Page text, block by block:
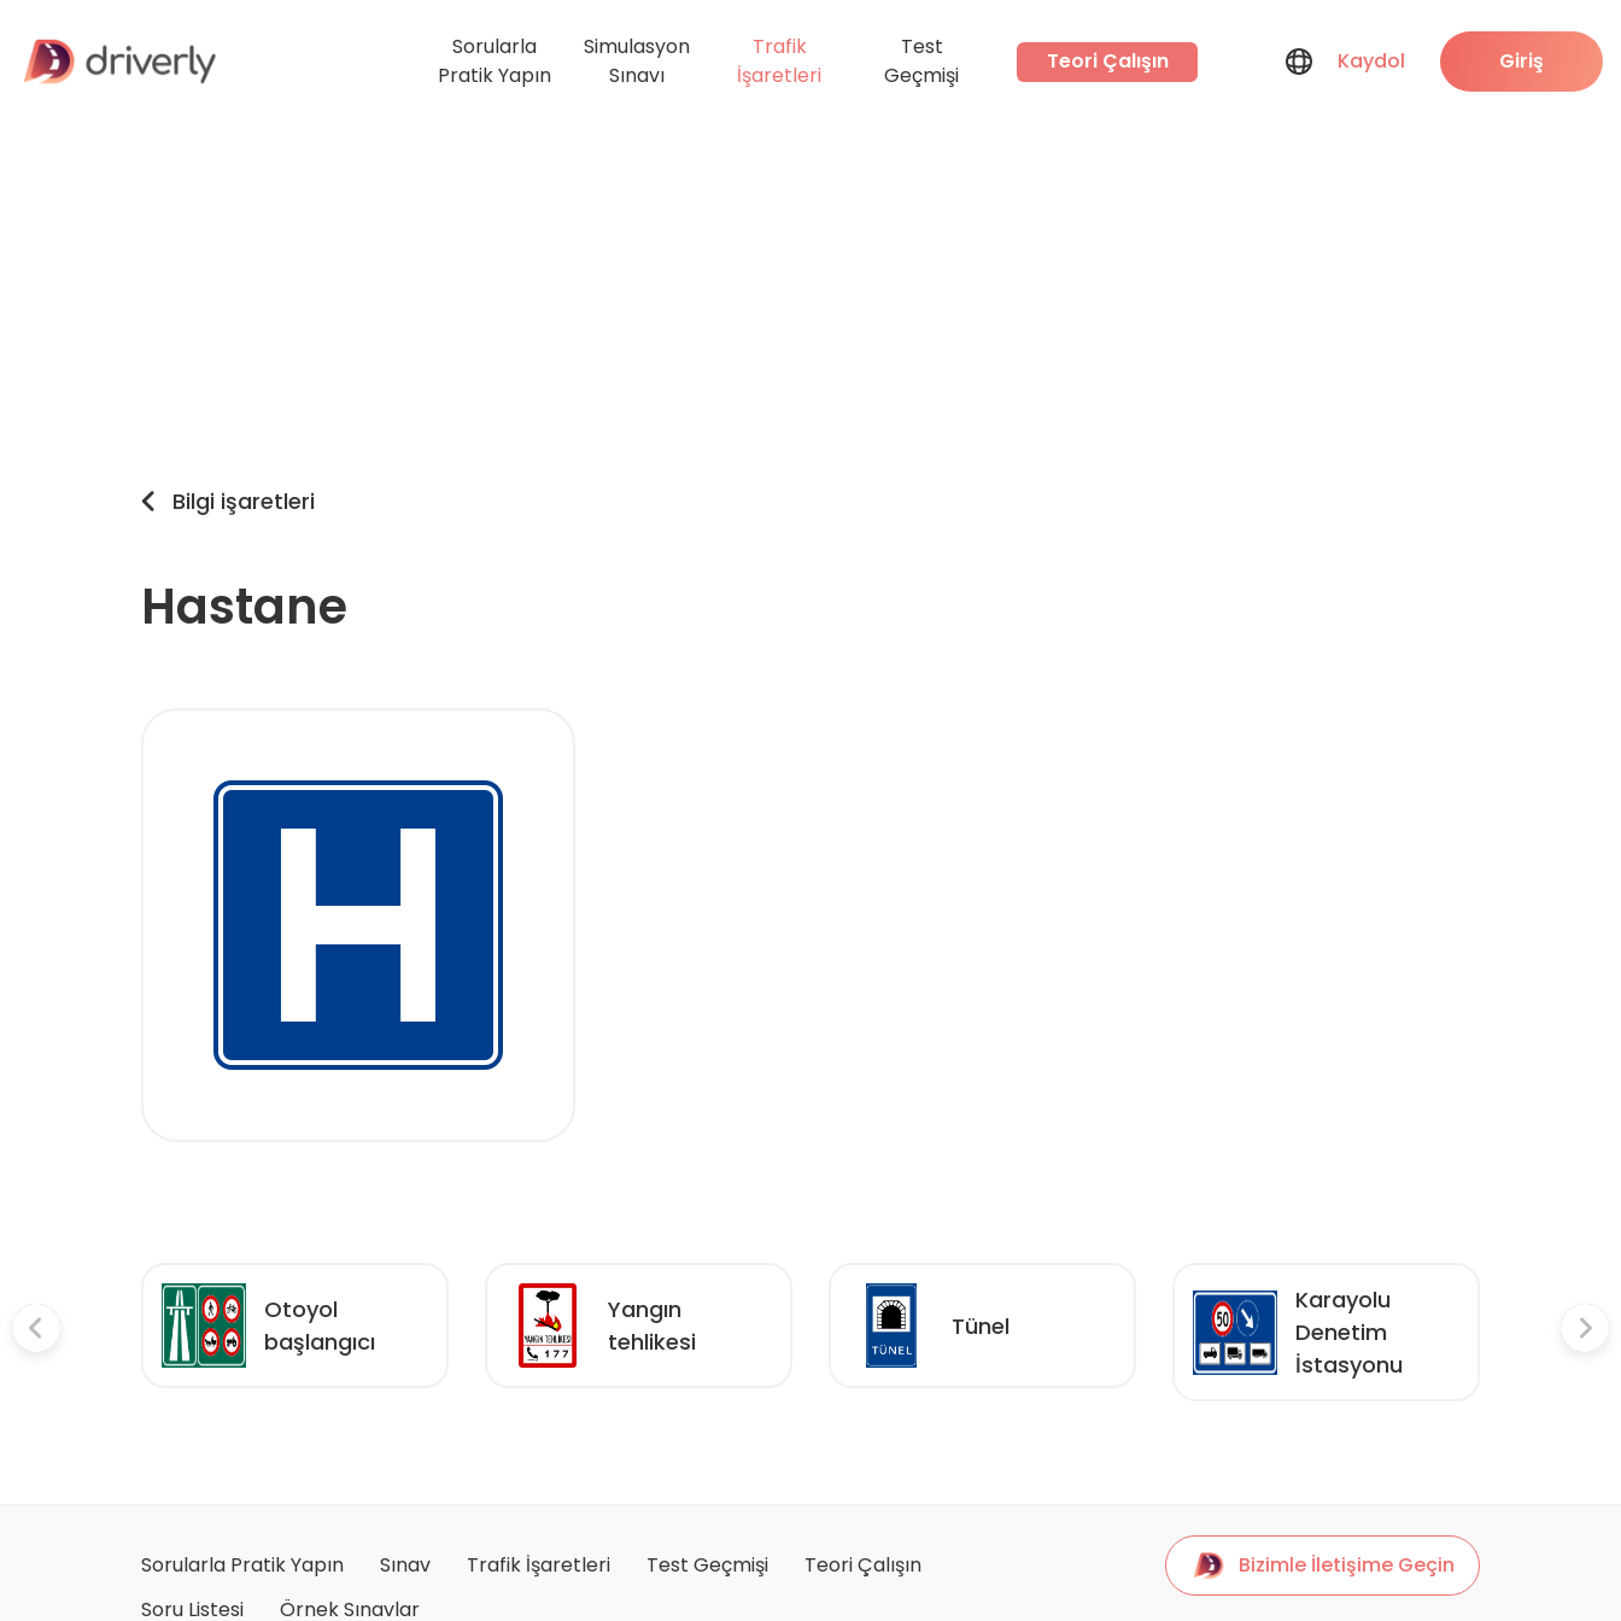
Sorularla
Pratik Yapın
Simulasyon
Sınavı
Trafik
İşaretleri
Test
Geçmişi
Teori Çalışın Kaydol Giriş
Bilgi işaretleri
Hastane
Otoyol
başlangıcı
Yangın
tehlikesi
Tünel
Karayolu
Denetim
İstasyonu
Sorularla Pratik Yapın Sınav Trafik İşaretleri Test Geçmişi Teori Çalışın
Bizimle İletişime Geçin
Soru Listesi
Örnek Sınavlar